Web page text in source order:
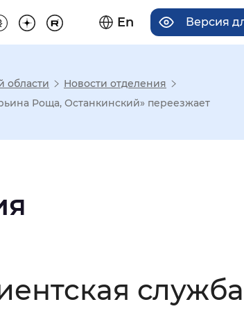
En Версия
Большой
области
Новости отделения
Роща, Останкинский» переезжает